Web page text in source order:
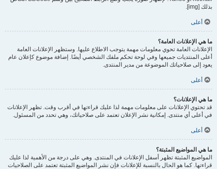
بذلك [img].
أعلى
ما هي الإعلانات العامة؟
الإعلانات العامة تحوي معلومات مهمة يتوجب الاطلاع عليها. وستظهر الإعلانات العامة
أعلى المنتديات جميعها وفي لوحة تحكم ملفك الشخصي أيضًا. إضافة موضوع كإعلان عام
يعود إلى صلاحياتك الموضوعة من مدير المنتدى.
أعلى
ما هي الإعلانات؟
قد تحتوي الإعلانات على معلومات مهمة لذا عليك قراءتها في أقرب وقت. تظهر الإعلانات
في أعلى أي منتدى. إمكانية نشر الإعلان تعتمد على صلاحياتك، وهي تحدد من المسئول.
أعلى
ما هي المواضيع المثبتة؟
المواضيع المثبتة تظهر أسفل الإعلانات في المنتدى. وهي على درجة من الأهمية لذا عليك
قراءتها. كما هو الحال بالنسبة للإعلانات فإن نشر المواضيع المثبتة تعتمد على الصلاحيات